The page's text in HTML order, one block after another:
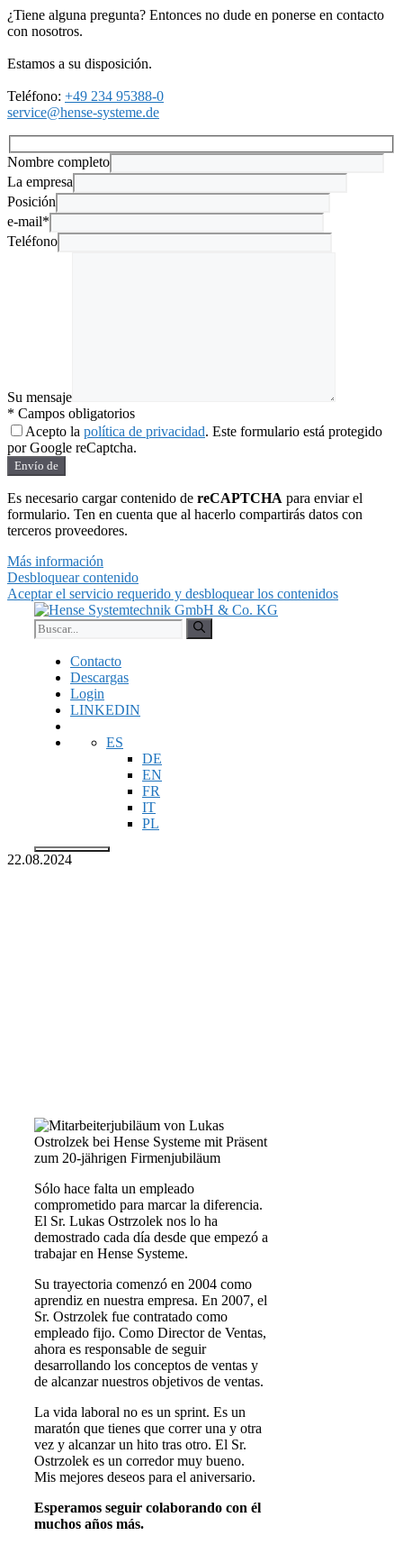
¿Tiene alguna pregunta? Entonces no dude en ponerse en contacto
con nosotros.
Estamos a su disposición.
Teléfono: +49 234 95388-0
service@hense-systeme.de
Nombre completo
La empresa
Posición
e-mail*
Teléfono
Su mensaje
* Campos obligatorios
Acepto la política de privacidad. Este formulario está protegido
por Google reCaptcha.
Envío de
Es necesario cargar contenido de reCAPTCHA para enviar el
formulario. Ten en cuenta que al hacerlo compartirás datos con
terceros proveedores.
Más información
Desbloquear contenido
Aceptar el servicio requerido y desbloquear los contenidos
Saltar
contenido
Buscar:
Contacto
Descargas
Login
LINKEDIN
ES
DE
EN
FR
IT
PL
22.08.2024
Sólo hace falta un empleado
comprometido para marcar la diferencia.
El Sr. Lukas Ostrzolek nos lo ha
demostrado cada día desde que empezó a
trabajar en Hense Systeme.
Su trayectoria comenzó en 2004 como
aprendiz en nuestra empresa. En 2007, el
Sr. Ostrzolek fue contratado como
empleado fijo. Como Director de Ventas,
ahora es responsable de seguir
desarrollando los conceptos de ventas y
de alcanzar nuestros objetivos de ventas.
La vida laboral no es un sprint. Es un
maratón que tienes que correr una y otra
vez y alcanzar un hito tras otro. El Sr.
Ostrzolek es un corredor muy bueno.
Mis mejores deseos para el aniversario.
Esperamos seguir colaborando con él
muchos años más.